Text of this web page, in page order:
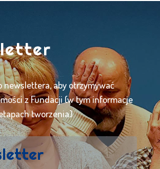
newslettera, aby otrzymywać
z Fundacji (w tym informacje
tworzenia).